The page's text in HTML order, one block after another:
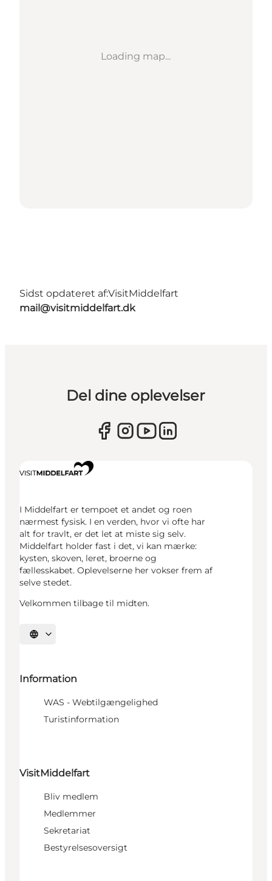
Loading map...
Sidst opdateret af:VisitMiddelfart
mail@visitmiddelfart.dk
Del dine oplevelser
I Middelfart er tempoet et andet og roen
nærmest fysisk. I en verden, hvor vi ofte har
alt for travlt, er det let at miste sig selv.
Middelfart holder fast i det, vi kan mærke:
kysten, skoven, leret, broerne og
fællesskabet. Oplevelserne her vokser frem af
selve stedet.
Velkommen tilbage til midten.
Vælg sprog
Information
WAS - Webtilgængelighed
Turistinformation
VisitMiddelfart
Bliv medlem
Medlemmer
Sekretariat
Bestyrelsesoversigt